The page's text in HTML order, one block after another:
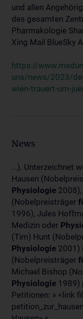
und allen
des gesamten
Pharmakologie
Xing Mail BlueSky
https://
uns/news/2023/
wien-trauert-um-
News
...). Unterzeichnet
Hausen
Physiologie
(Nobelpreisträger
1996), Jules
Medizin oder
(Tim) Hunt
Physiologie 2001)
(Nobelpreisträger
Michael Bishop
Physiologie 1989)
Petitionen: » <link